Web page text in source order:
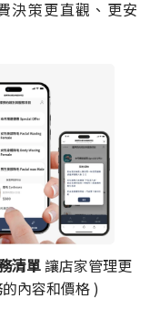
決策更直觀、更安
清單 讓店家管理更
內容和價格 )